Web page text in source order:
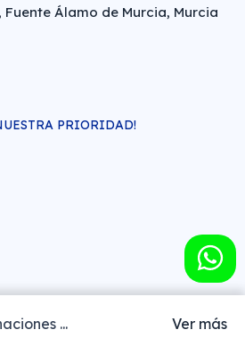
... Ver más
Fuente Álamo de Murcia, Murcia
PRIORIDAD!
© FARMA HIGIENE S.L. (CIF: B-